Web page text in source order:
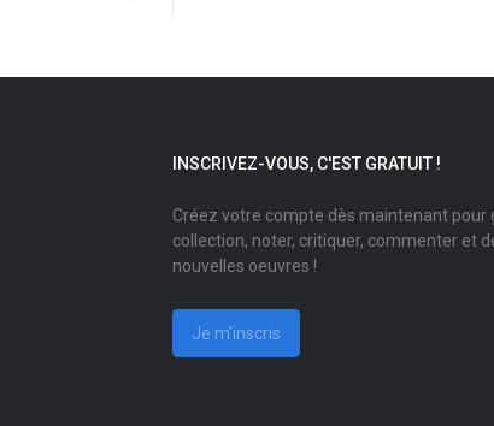
INSCRIVEZ-VOUS, C'EST GRATUIT !
Créez votre compte dès maintenant pour
collection, noter, critiquer, commenter et
nouvelles oeuvres !
Je m'inscris